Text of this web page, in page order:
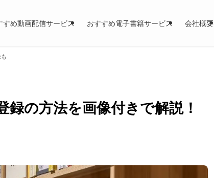
すめ動画配信サービス おすすめ電子書籍サービス 会社概要
の方法を画像付きで解説！